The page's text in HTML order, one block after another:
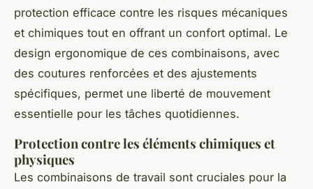
protection efficace contre les risques mécaniques
et chimiques tout en offrant un confort optimal. Le
design ergonomique de ces combinaisons, avec
des coutures renforcées et des ajustements
spécifiques, permet une liberté de mouvement
essentielle pour les tâches quotidiennes.
Protection contre les éléments chimiques et
physiques
Les combinaisons de travail sont cruciales pour la